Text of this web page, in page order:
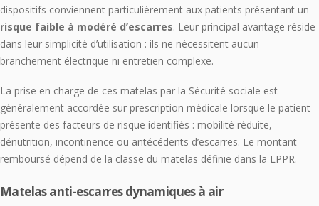
dispositifs conviennent particulièrement aux patients présentant un
risque faible à modéré d’escarres. Leur principal avantage réside
dans leur simplicité d’utilisation : ils ne nécessitent aucun
branchement électrique ni entretien complexe.
La prise en charge de ces matelas par la Sécurité sociale est
généralement accordée sur prescription médicale lorsque le patient
présente des facteurs de risque identifiés : mobilité réduite,
dénutrition, incontinence ou antécédents d’escarres. Le montant
remboursé dépend de la classe du matelas définie dans la LPPR.
Matelas anti-escarres dynamiques à air